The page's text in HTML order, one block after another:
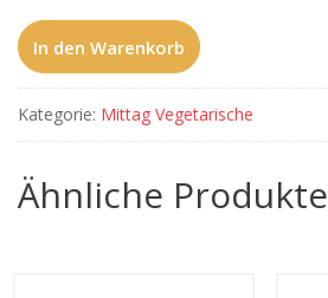
In den Warenkorb
Kategorie: Mittag Vegetarische
Ähnliche Produkte